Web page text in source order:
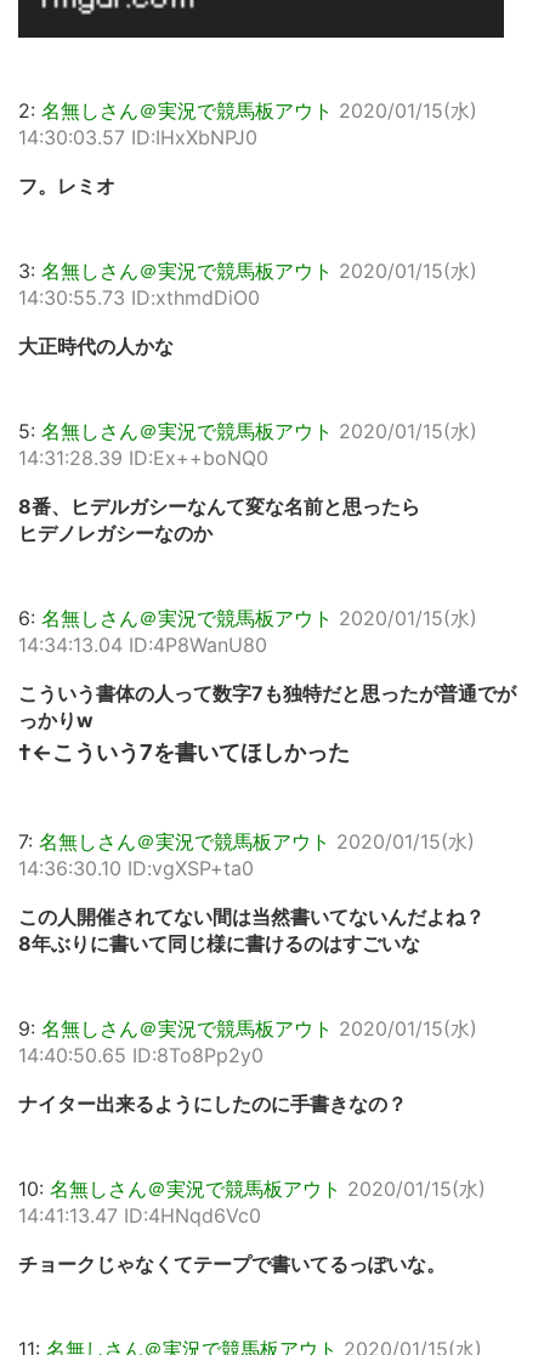
2: 名無しさん＠実況で競馬板アウト 2020/01/15(水)
14:30:03.57 ID:IHxXbNPJ0
フ。レミオ
3: 名無しさん＠実況で競馬板アウト 2020/01/15(水)
14:30:55.73 ID:xthmdDiO0
大正時代の人かな
5: 名無しさん＠実況で競馬板アウト 2020/01/15(水)
14:31:28.39 ID:Ex++boNQ0
8番、ヒデルガシーなんて変な名前と思ったら
ヒデノレガシーなのか
6: 名無しさん＠実況で競馬板アウト 2020/01/15(水)
14:34:13.04 ID:4P8WanU80
こういう書体の人って数字7も独特だと思ったが普通でが
っかりw
†←こういう7を書いてほしかった
7: 名無しさん＠実況で競馬板アウト 2020/01/15(水)
14:36:30.10 ID:vgXSP+ta0
この人開催されてない間は当然書いてないんだよね？
8年ぶりに書いて同じ様に書けるのはすごいな
9: 名無しさん＠実況で競馬板アウト 2020/01/15(水)
14:40:50.65 ID:8To8Pp2y0
ナイター出来るようにしたのに手書きなの？
10: 名無しさん＠実況で競馬板アウト 2020/01/15(水)
14:41:13.47 ID:4HNqd6Vc0
チョークじゃなくてテープで書いてるっぽいな。
11: 名無しさん＠実況で競馬板アウト 2020/01/15(水)